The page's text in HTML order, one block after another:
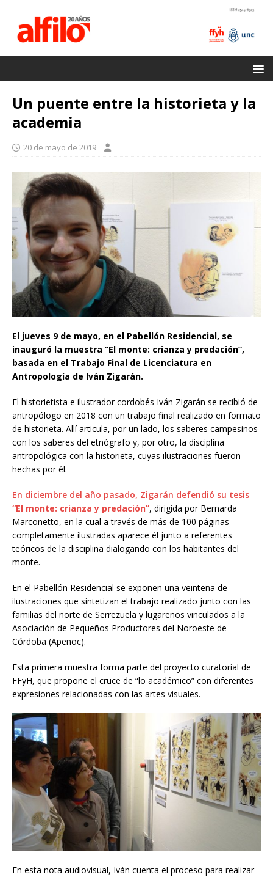
Un puente entre la historieta y la
academia
20 de mayo de 2019
El jueves 9 de mayo, en el Pabellón Residencial, se
inauguró la muestra “El monte: crianza y predación”,
basada en el Trabajo Final de Licenciatura en
Antropología de Iván Zigarán.
El historietista e ilustrador cordobés Iván Zigarán se recibió de
antropólogo en 2018 con un trabajo final realizado en formato
de historieta. Allí articula, por un lado, los saberes campesinos
con los saberes del etnógrafo y, por otro, la disciplina
antropológica con la historieta, cuyas ilustraciones fueron
hechas por él.
En diciembre del año pasado, Zigarán defendió su tesis
“El monte: crianza y predación”, dirigida por Bernarda
Marconetto, en la cual a través de más de 100 páginas
completamente ilustradas aparece él junto a referentes
teóricos de la disciplina dialogando con los habitantes del
monte.
En el Pabellón Residencial se exponen una veintena de
ilustraciones que sintetizan el trabajo realizado junto con las
familias del norte de Serrezuela y lugareños vinculados a la
Asociación de Pequeños Productores del Noroeste de
Córdoba (Apenoc).
Esta primera muestra forma parte del proyecto curatorial de
FFyH, que propone el cruce de “lo académico” con diferentes
expresiones relacionadas con las artes visuales.
En esta nota audiovisual, Iván cuenta el proceso para realizar